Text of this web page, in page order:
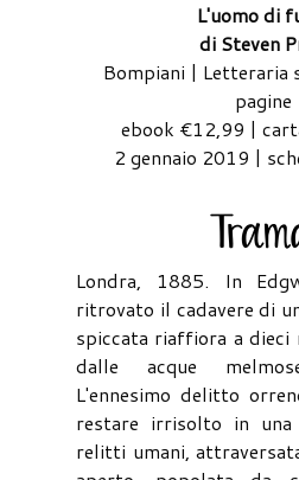
L'uomo di
di Steven
Bompiani | Letteraria
pagine
ebook €12,99 |
2 gennaio 2019 |
Londra, 1885. In
ritrovato il cadavere di
spiccata riaffiora a dieci
dalle acque
L'ennesimo delitto
restare irrisolto in
relitti umani,